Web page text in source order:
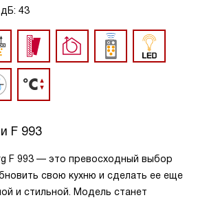
43
F 993
F 993 — это превосходный выбор
свою кухню и сделать ее еще
и стильной. Модель станет